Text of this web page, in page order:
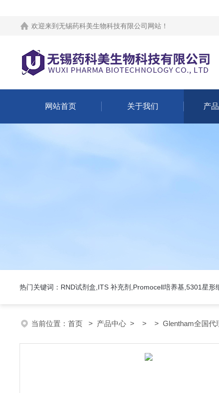
欢迎来到 无锡药科美生物科技有限公司网站 ！
网站首页 关于我们 产
热门关键词：RND试剂盒,ITS 补充剂,Promocell培养基,5301星形
当前位置： 首页 > 产品中心 > > > Glentham全国代